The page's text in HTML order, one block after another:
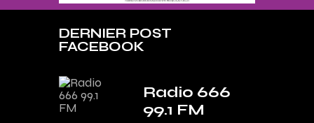
DERNIER POST
FACEBOOK
Radio 666
99.1 FM